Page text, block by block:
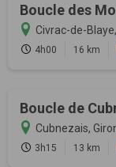
Boucle des
Civrac-de-
4h00 16 km
Boucle de
Cubnezais,
3h15 13 km